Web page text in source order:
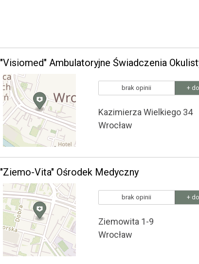
"Visiomed" Ambulatoryjne Świadczenia
brak opinii +
Kazimierza Wielkiego 34
Wrocław
"Ziemo-Vita" Ośrodek Medyczny
brak opinii +
Ziemowita 1-9
Wrocław